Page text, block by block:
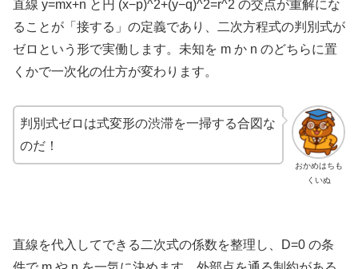
直線 y=mx+n と円 (x−p)^2+(y−q)^2=r^2 の交点が重解にな
ることが「接する」の定義であり、二次方程式の判別式が
ゼロという形で実働します。未知を m か n のどちらに置
くかで一次化の仕方が変わります。
おかめはちも
くいぬ
判別式ゼロは式変形の渋滞を一掃する合図な
のだ！
直線を代入してできる二次式の係数を整理し、D=0 の条